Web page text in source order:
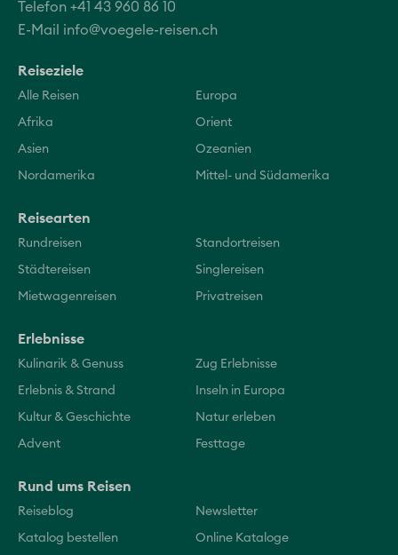
Telefon +41 43 960 86 10
E-Mail info@voegele-reisen.ch
Reiseziele
Alle Reisen Europa
Afrika Orient
Asien Ozeanien
Nordamerika Mittel- und Südamerika
Reisearten
Rundreisen Standortreisen
Städtereisen Singlereisen
Mietwagenreisen Privatreisen
Erlebnisse
Kulinarik & Genuss Zug Erlebnisse
Erlebnis & Strand Inseln in Europa
Kultur & Geschichte Natur erleben
Advent Festtage
Rund ums Reisen
Reiseblog Newsletter
Katalog bestellen Online Kataloge